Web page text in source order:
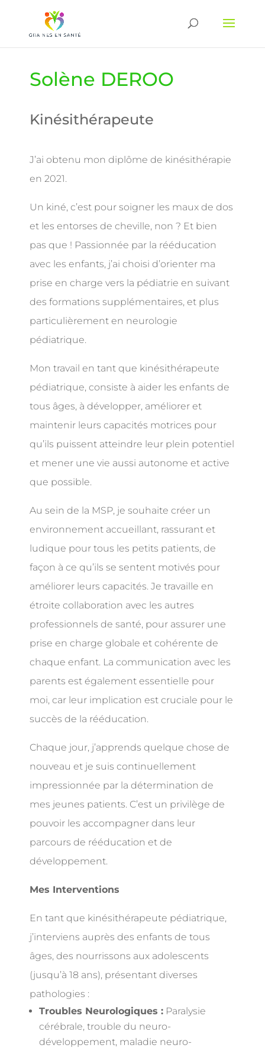
Solène DEROO
Kinésithérapeute
J’ai obtenu mon diplôme de kinésithérapie
en 2021.
Un kiné, c’est pour soigner les maux de dos
et les entorses de cheville, non ? Et bien
pas que ! Passionnée par la rééducation
avec les enfants, j’ai choisi d’orienter ma
prise en charge vers la pédiatrie en suivant
des formations supplémentaires, et plus
particulièrement en neurologie
pédiatrique.
Mon travail en tant que kinésithérapeute
pédiatrique, consiste à aider les enfants de
tous âges, à développer, améliorer et
maintenir leurs capacités motrices pour
qu’ils puissent atteindre leur plein potentiel
et mener une vie aussi autonome et active
que possible.
Au sein de la MSP, je souhaite créer un
environnement accueillant, rassurant et
ludique pour tous les petits patients, de
façon à ce qu’ils se sentent motivés pour
améliorer leurs capacités. Je travaille en
étroite collaboration avec les autres
professionnels de santé, pour assurer une
prise en charge globale et cohérente de
chaque enfant. La communication avec les
parents est également essentielle pour
moi, car leur implication est cruciale pour le
succès de la rééducation.
Chaque jour, j’apprends quelque chose de
nouveau et je suis continuellement
impressionnée par la détermination de
mes jeunes patients. C’est un privilège de
pouvoir les accompagner dans leur
parcours de rééducation et de
développement.
Mes Interventions
En tant que kinésithérapeute pédiatrique,
j’interviens auprès des enfants de tous
âges, des nourrissons aux adolescents
(jusqu’à 18 ans), présentant diverses
pathologies :
Troubles Neurologiques : Paralysie
cérébrale, trouble du neuro-
développement, maladie neuro-